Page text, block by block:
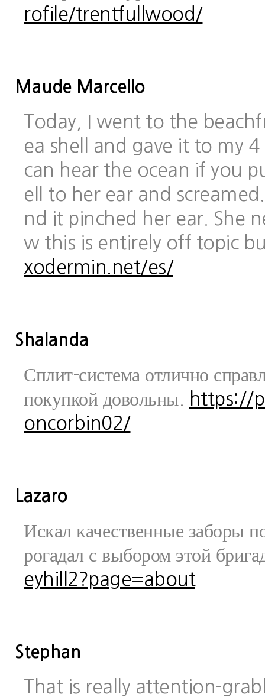
rofile/trentfullwood/
Maude Marcello
Today, I went to the
ea shell and gave it to my
can hear the ocean if you
ell to her ear and
nd it pinched her ear. She
w this is entirely off topic
xodermin.net/es/
Shalanda
Сплит-система отлично
покупкой довольны.
https://
oncorbin02/
Lazaro
Искал качественные заборы
рогадал с выбором этой
eyhill2?page=about
Stephan
That is really attention-